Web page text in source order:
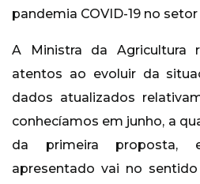
pandemia COVID-19 no
A Ministra da Agricultura
atentos ao evoluir da
dados atualizados
conhecíamos em junho, a
da primeira proposta,
apresentado vai no